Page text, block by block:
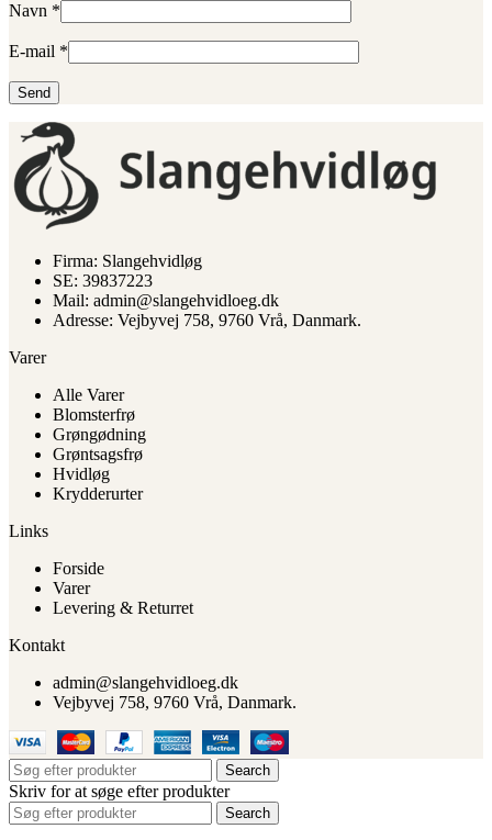
Navn *
E-mail *
Firma: Slangehvidløg
SE: 39837223
Mail: admin@slangehvidloeg.dk
Adresse: Vejbyvej 758, 9760 Vrå, Danmark.
Varer
Alle Varer
Blomsterfrø
Grøngødning
Grøntsagsfrø
Hvidløg
Krydderurter
Links
Forside
Varer
Levering & Returret
Kontakt
admin@slangehvidloeg.dk
Vejbyvej 758, 9760 Vrå, Danmark.
Search
Skriv for at søge efter produkter
Search